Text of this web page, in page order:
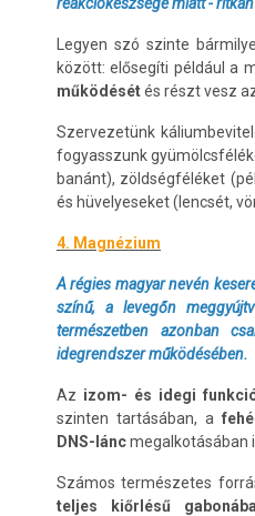
Legyen szó szinte
között: elősegíti például a
működésétés részt vesz
Szervezetünk
fogyasszunk
banánt), zöldségféléket
és hüvelyeseket (lencsét,
4. Magnézium
A régies magyar nevén
színű, a levegőn
természetben azonban
idegrendszer működésében.
Az izom- és idegi
szinten tartásában, a
DNS-láncmegalkotásában
Számos természetes
teljes kiőrlésű